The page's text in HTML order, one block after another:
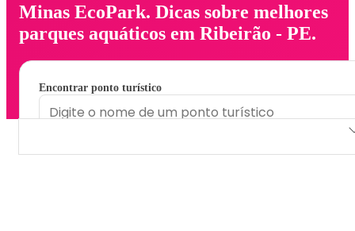
Minas EcoPark. Dicas sobre melhores
parques aquáticos em Ribeirão - PE.
Encontrar ponto turístico